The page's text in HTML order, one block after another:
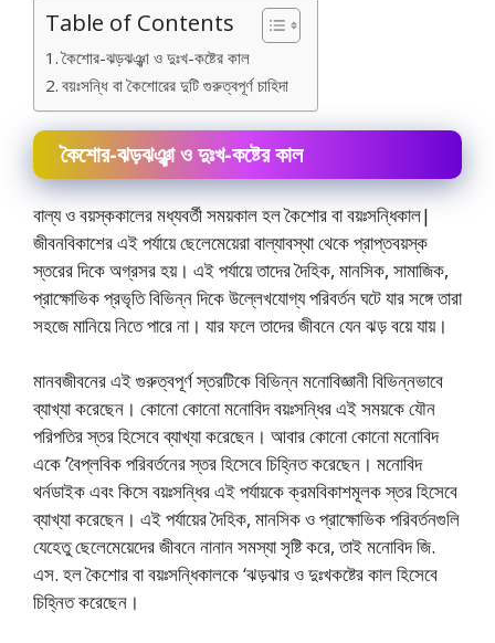
Table of Contents
কৈশাের-ঝড়ঝঞ্ঝা ও দুঃখ-কষ্টের কাল
বয়ঃসন্ধি বা কৈশােরের দুটি গুরুত্বপূর্ণ চাহিদা
কৈশাের-ঝড়ঝঞ্ঝা ও দুঃখ-কষ্টের কাল
বাল্য ও বয়স্ককালের মধ্যবর্তী সময়কাল হল কৈশাের বা বয়ঃসন্ধিকাল|
জীবনবিকাশের এই পর্যায়ে ছেলেমেয়েরা বাল্যাবস্থা থেকে প্রাপ্তবয়স্ক
স্তরের দিকে অগ্রসর হয়। এই পর্যায়ে তাদের দৈহিক, মানসিক, সামাজিক,
প্রাক্ষোভিক প্রভৃতি বিভিন্ন দিকে উল্লেখযােগ্য পরিবর্তন ঘটে যার সঙ্গে তারা
সহজে মানিয়ে নিতে পারে না। যার ফলে তাদের জীবনে যেন ঝড় বয়ে যায়।
মানবজীবনের এই গুরুত্বপূর্ণ স্তরটিকে বিভিন্ন মনােবিজ্ঞানী বিভিন্নভাবে
ব্যাখ্যা করেছেন। কোনাে কোনাে মনােবিদ বয়ঃসন্ধির এই সময়কে যৌন
পরিপতির স্তর হিসেবে ব্যাখ্যা করেছেন। আবার কোনাে কোনাে মনোবিদ
একে ‘বৈপ্লবিক পরিবর্তনের স্তর হিসেবে চিহ্নিত করেছেন। মনোবিদ
থর্নডাইক এবং কিসে বয়ঃসন্ধির এই পর্যায়কে ক্রমবিকাশমূলক স্তর হিসেবে
ব্যাখ্যা করেছেন। এই পর্যায়ের দৈহিক, মানসিক ও প্রাক্ষোভিক পরিবর্তনগুলি
যেহেতু ছেলেমেয়েদের জীবনে নানান সমস্যা সৃষ্টি করে, তাই মনােবিদ জি.
এস. হল কৈশাের বা বয়ঃসন্ধিকালকে ‘ঝড়ঝার ও দুঃখকষ্টের কাল হিসেবে
চিহ্নিত করেছেন।